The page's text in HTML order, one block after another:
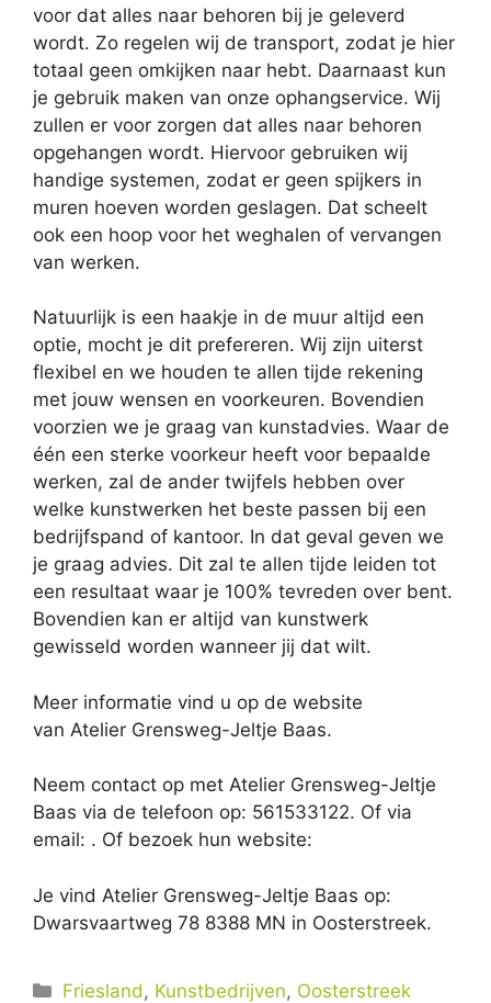
voor dat alles naar behoren bij je geleverd
wordt. Zo regelen wij de transport, zodat je hier
totaal geen omkijken naar hebt. Daarnaast kun
je gebruik maken van onze ophangservice. Wij
zullen er voor zorgen dat alles naar behoren
opgehangen wordt. Hiervoor gebruiken wij
handige systemen, zodat er geen spijkers in
muren hoeven worden geslagen. Dat scheelt
ook een hoop voor het weghalen of vervangen
van werken.
Natuurlijk is een haakje in de muur altijd een
optie, mocht je dit prefereren. Wij zijn uiterst
flexibel en we houden te allen tijde rekening
met jouw wensen en voorkeuren. Bovendien
voorzien we je graag van kunstadvies. Waar de
één een sterke voorkeur heeft voor bepaalde
werken, zal de ander twijfels hebben over
welke kunstwerken het beste passen bij een
bedrijfspand of kantoor. In dat geval geven we
je graag advies. Dit zal te allen tijde leiden tot
een resultaat waar je 100% tevreden over bent.
Bovendien kan er altijd van kunstwerk
gewisseld worden wanneer jij dat wilt.
Meer informatie vind u op de website
van Atelier Grensweg-Jeltje Baas.
Neem contact op met Atelier Grensweg-Jeltje
Baas via de telefoon op: 561533122. Of via
email: . Of bezoek hun website:
Je vind Atelier Grensweg-Jeltje Baas op:
Dwarsvaartweg 78 8388 MN in Oosterstreek.
Categorieën
Friesland , Kunstbedrijven, Oosterstreek